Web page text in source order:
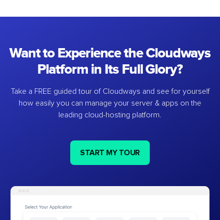
Want to Experience the Cloudways
Platform in Its Full Glory?
Take a FREE guided tour of Cloudways and see for yourself
how easily you can manage your server & apps on the
leading cloud-hosting platform.
START MY TOUR